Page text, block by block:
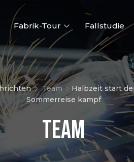
2D-Zäune
Fabrik-Tour Fallstudie
Team
Halbzeit start
Sommerreise kampf
Team